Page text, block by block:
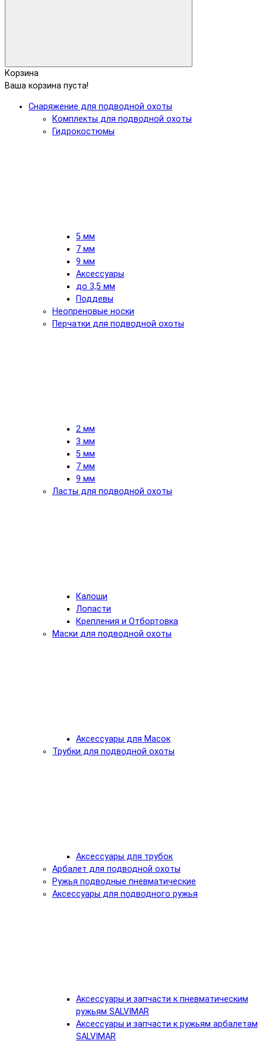
Корзина
Ваша корзина пуста!
Снаряжение для подводной охоты
Комплекты для подводной охоты
Гидрокостюмы
5 мм
7 мм
9 мм
Аксессуары
до 3,5 мм
Поддевы
Неопреновые носки
Перчатки для подводной охоты
2 мм
3 мм
5 мм
7 мм
9 мм
Ласты для подводной охоты
Калоши
Лопасти
Крепления и Отбортовка
Маски для подводной охоты
Аксессуары для Масок
Трубки для подводной охоты
Аксессуары для трубок
Арбалет для подводной охоты
Ружья подводные пневматические
Аксессуары для подводного ружья
Аксессуары и запчасти к пневматическим
ружьям SALVIMAR
Аксессуары и запчасти к ружьям арбалетам
SALVIMAR